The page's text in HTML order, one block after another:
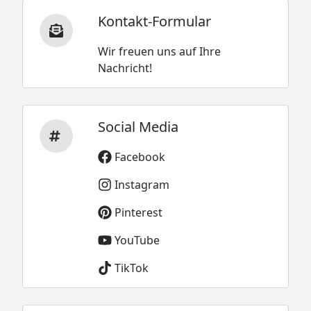
Kontakt-Formular
Wir freuen uns auf Ihre
Nachricht!
Social Media
Facebook
Instagram
Pinterest
YouTube
TikTok